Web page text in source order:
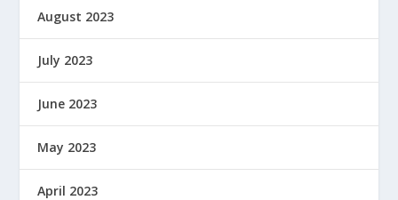
August 2023
July 2023
June 2023
May 2023
April 2023